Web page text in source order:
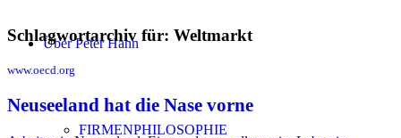
Über Peter Hahn
FIRMENPHILOSOPHIE
Schlagwortarchiv für: Weltmarkt
www.oecd.org
Neuseeland hat die Nase vorne